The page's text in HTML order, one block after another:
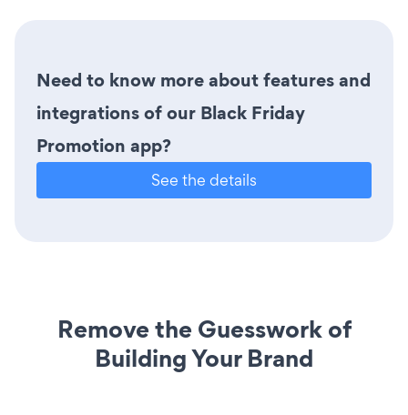
Need to know more about features and
integrations of our Black Friday
Promotion app?
See the details
Remove the Guesswork of
Building Your Brand